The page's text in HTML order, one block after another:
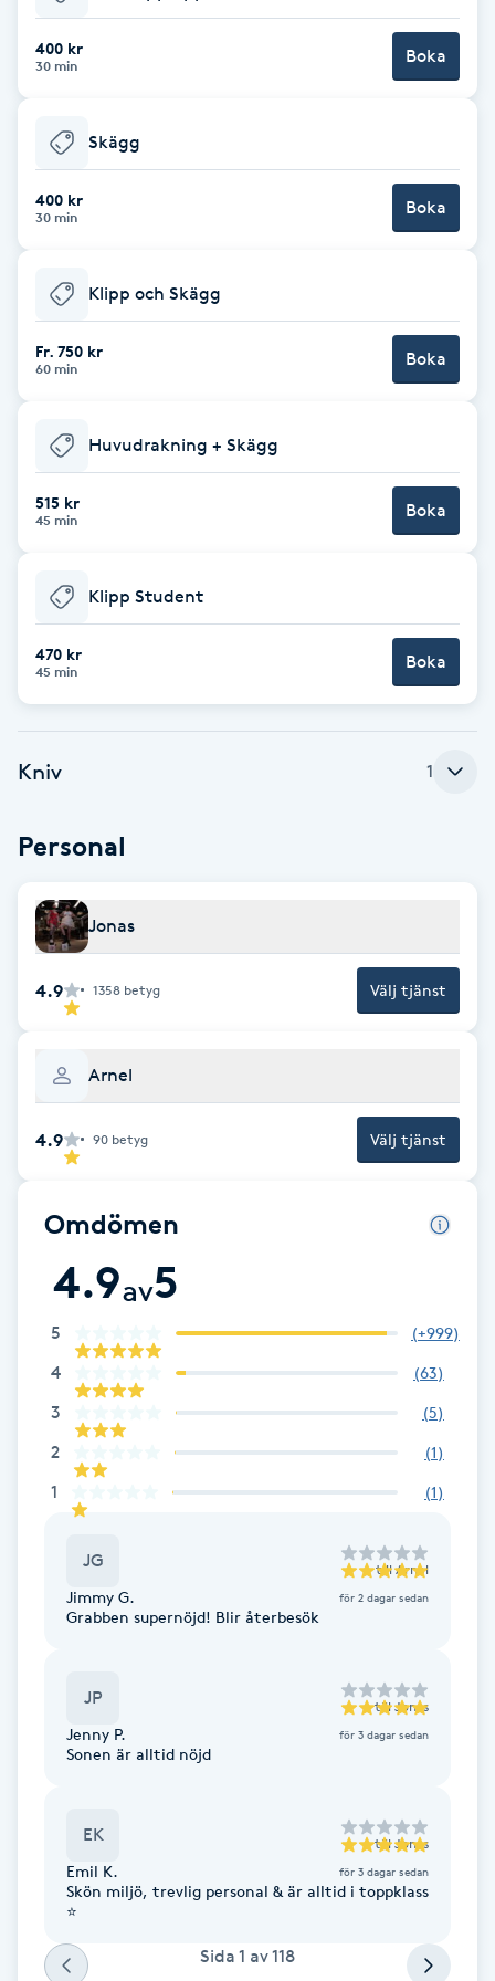
Babylights
Balayage
Barber
Barnklippning
BIAB
Blowout
Bottenfärg
Brynfärgning
Brynplockning
C
Color correction
Cryoterapi
D
Damklippning
Dermapen
Enzympeeling
Extensions
Extensions borttagning
Eyeliner-tatuering
Face framing
Fet hårbotten
Fettreducering
Fotmassage
400 kr
30 min Boka
Skägg
400 kr
30 min Boka
Klipp och Skägg
Fr. 750 kr
60 min Boka
Huvudrakning + Skägg
515 kr
45 min Boka
Klipp Student
470 kr
45 min Boka
Kniv 1
Personal
Jonas
4.9 1358 betyg Välj tjänst
Arnel
4.9 90 betyg Välj tjänst
Omdömen
4.9av5
5 (+999)
4 (63)
3 (5)
2 (1)
1 (1)
JG till Arnel
Jimmy G. för 2 dagar sedan
Grabben supernöjd! Blir återbesök
JP till Jonas
Jenny P. för 3 dagar sedan
Sonen är alltid nöjd
EK till Jonas
Emil K. för 3 dagar sedan
Skön miljö, trevlig personal & är alltid i toppklass
⭐️
Sida 1 av118